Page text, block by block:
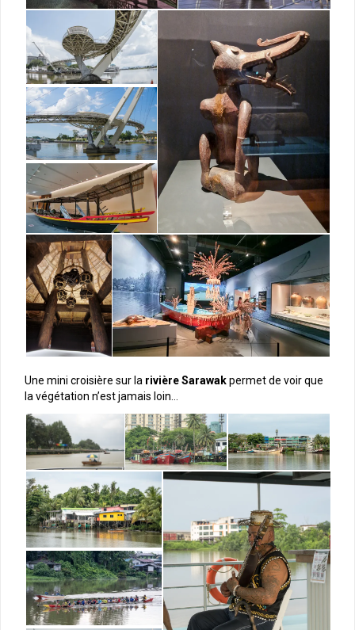
Une mini croisière sur la rivière Sarawakpermet de voir que
la végétation n’est jamais loin…